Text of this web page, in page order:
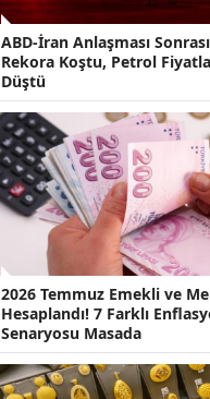
ABD-İran Anlaşması
Rekora Koştu, Petrol
Düştü
2026 Temmuz Emekli ve
Hesaplandı! 7 Farklı
Senaryosu Masada